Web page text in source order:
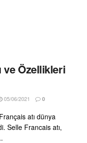
ve Özellikleri
05/06/2021 0
atı dünya
Selle Francais atı,